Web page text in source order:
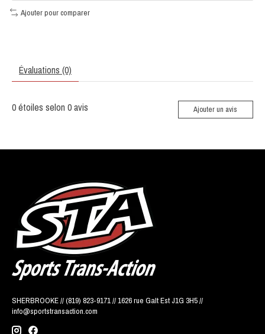
Ajouter pour comparer
Évaluations (0)
0étoiles selon 0avis Ajouter un avis
SHERBROOKE // (819) 823-9171 // 1626 rue Galt Est J1G 3H5 //
info@sportstransaction.com